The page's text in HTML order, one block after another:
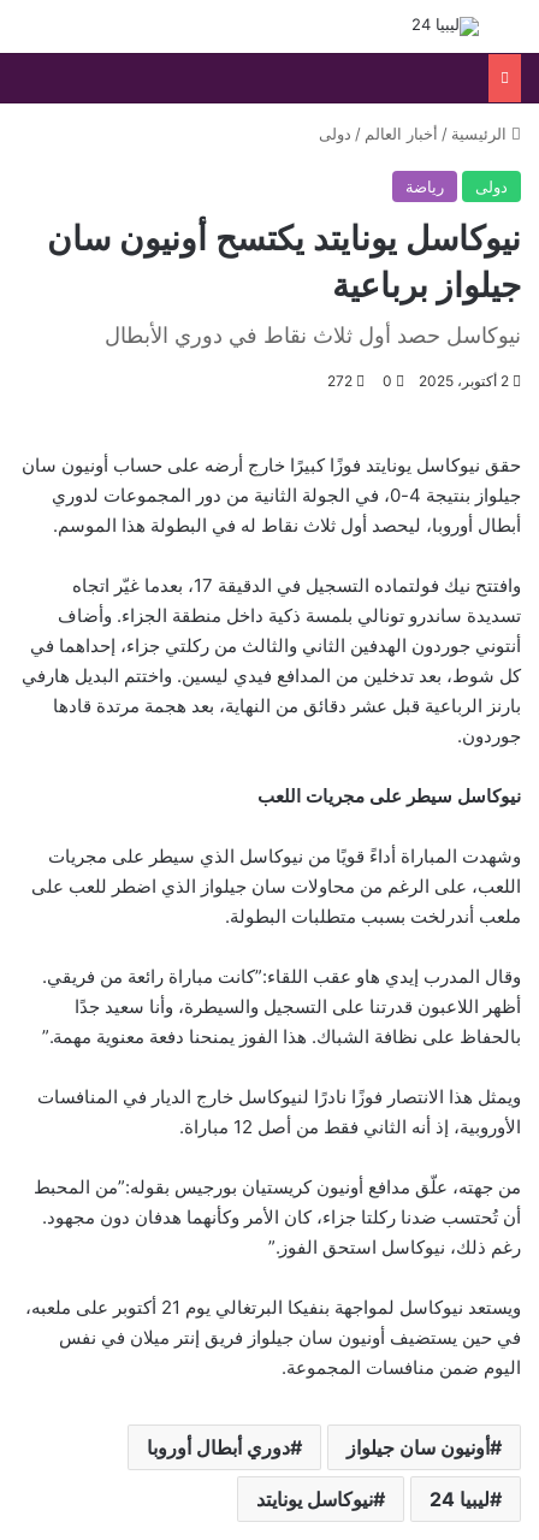
بحث عن
الرئيسية / أخبار العالم / دولى
دولى رياضة
نيوكاسل يونايتد يكتسح أونيون سان
جيلواز برباعية
نيوكاسل حصد أول ثلاث نقاط في دوري الأبطال
2 أكتوبر، 2025 0
272
حقق نيوكاسل يونايتد فوزًا كبيرًا خارج أرضه على حساب أونيون سان
جيلواز بنتيجة 4-0، في الجولة الثانية من دور المجموعات لدوري
أبطال أوروبا، ليحصد أول ثلاث نقاط له في البطولة هذا الموسم.
وافتتح نيك فولتماده التسجيل في الدقيقة 17، بعدما غيّر اتجاه
تسديدة ساندرو تونالي بلمسة ذكية داخل منطقة الجزاء. وأضاف
أنتوني جوردون الهدفين الثاني والثالث من ركلتي جزاء، إحداهما في
كل شوط، بعد تدخلين من المدافع فيدي ليسين. واختتم البديل هارفي
بارنز الرباعية قبل عشر دقائق من النهاية، بعد هجمة مرتدة قادها
جوردون.
نيوكاسل سيطر على مجريات اللعب
وشهدت المباراة أداءً قويًا من نيوكاسل الذي سيطر على مجريات
اللعب، على الرغم من محاولات سان جيلواز الذي اضطر للعب على
ملعب أندرلخت بسبب متطلبات البطولة.
وقال المدرب إيدي هاو عقب اللقاء:”كانت مباراة رائعة من فريقي.
أظهر اللاعبون قدرتنا على التسجيل والسيطرة، وأنا سعيد جدًا
بالحفاظ على نظافة الشباك. هذا الفوز يمنحنا دفعة معنوية مهمة.”
ويمثل هذا الانتصار فوزًا نادرًا لنيوكاسل خارج الديار في المنافسات
الأوروبية، إذ أنه الثاني فقط من أصل 12 مباراة.
من جهته، علّق مدافع أونيون كريستيان بورجيس بقوله:”من المحبط
أن تُحتسب ضدنا ركلتا جزاء، كان الأمر وكأنهما هدفان دون مجهود.
رغم ذلك، نيوكاسل استحق الفوز.”
ويستعد نيوكاسل لمواجهة بنفيكا البرتغالي يوم 21 أكتوبر على ملعبه،
في حين يستضيف أونيون سان جيلواز فريق إنتر ميلان في نفس
اليوم ضمن منافسات المجموعة.
أونيون سان جيلواز دوري أبطال أوروبا
ليبيا 24 نيوكاسل يونايتد